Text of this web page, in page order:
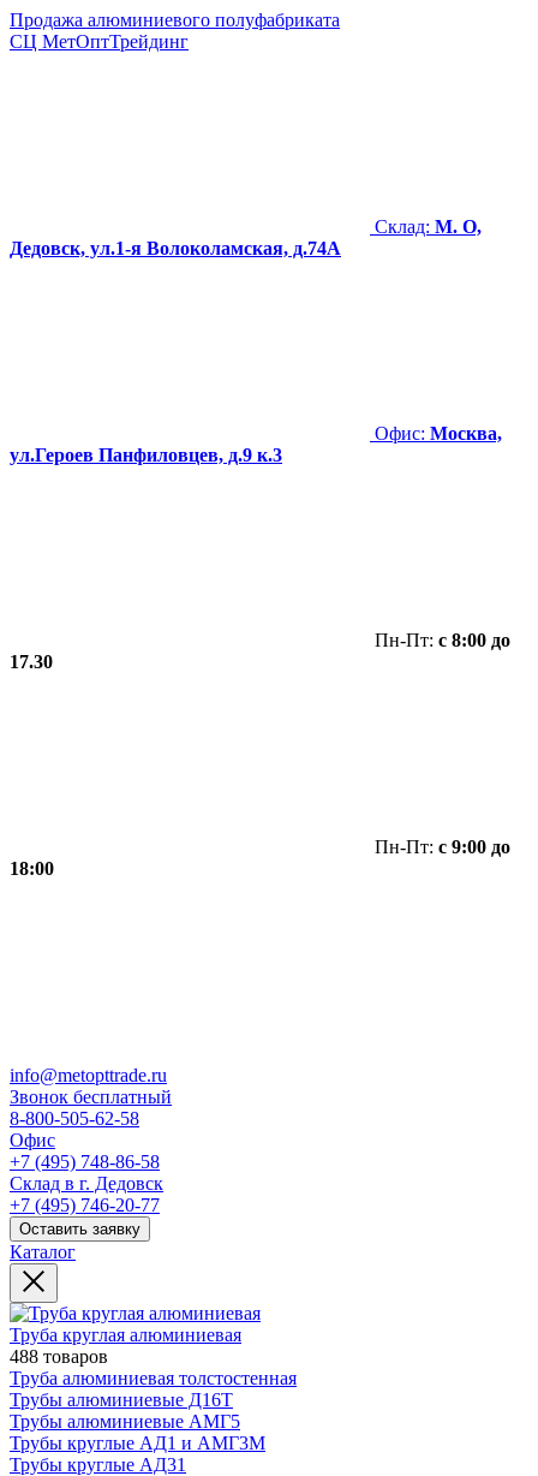
Продажа алюминиевого полуфабриката
СЦ МетОптТрейдинг
Склад: М. О,
Дедовск, ул.1-я Волоколамская, д.74А
Офис: Москва,
ул.Героев Панфиловцев, д.9 к.3
Пн-Пт: с 8:00 до
17.30
Пн-Пт: с 9:00 до
18:00
info@metopttrade.ru
Звонок бесплатный
8-800-505-62-58
Офис
+7 (495) 748-86-58
Склад в г. Дедовск
+7 (495) 746-20-77
Оставить заявку
Каталог
Труба круглая алюминиевая
488 товаров
Труба алюминиевая толстостенная
Трубы алюминиевые Д16Т
Трубы алюминиевые АМГ5
Трубы круглые АД1 и АМГ3М
Трубы круглые АД31